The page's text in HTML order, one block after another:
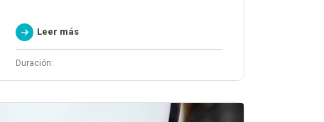
Leer más
Duración: